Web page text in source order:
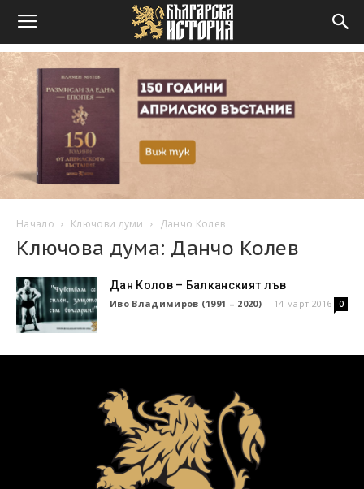
Начало Ключови думи Данчо Колев
Ключова дума: Данчо Колев
Дан Колов – Балканският лъв
Иво Владимиров (1991 – 2020) - 14 март 2016 0